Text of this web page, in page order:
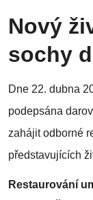
Nový
sochy
Dne 22. dubna
podepsána
zahájit odborné
představujících
Restaurování